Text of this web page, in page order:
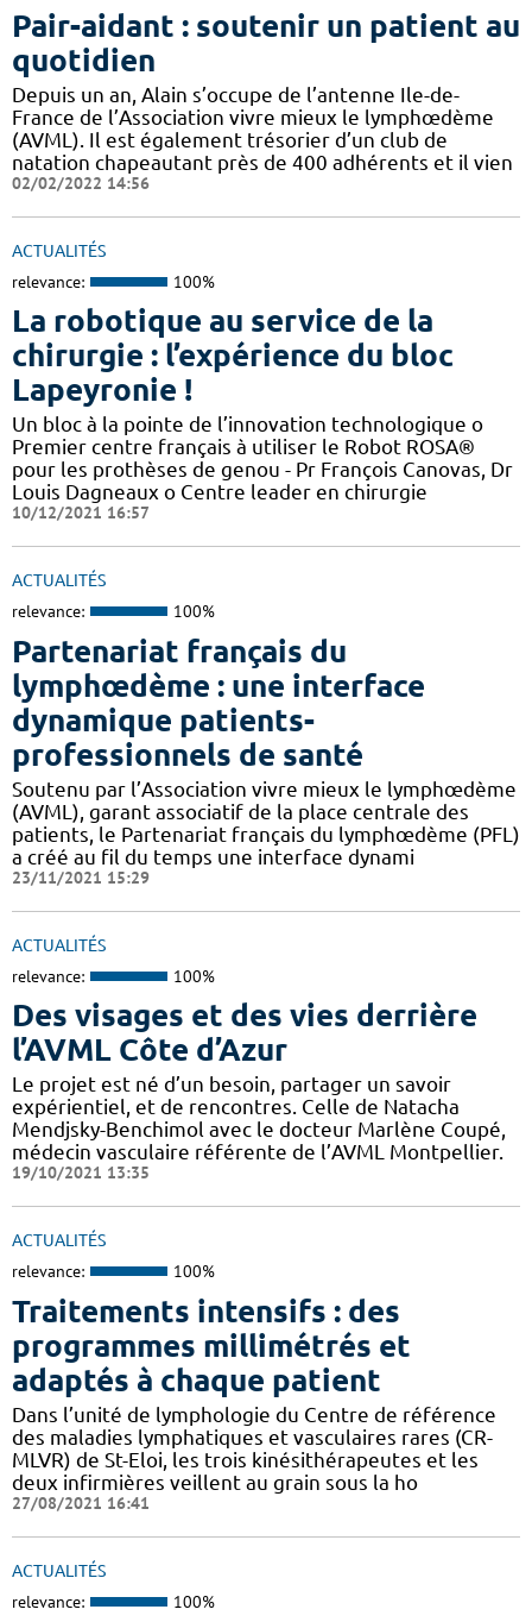
Pair-aidant : soutenir un patient au
quotidien
Depuis un an, Alain s’occupe de l’antenne Ile-de-
France de l’Association vivre mieux le lymphœdème
(AVML). Il est également trésorier d’un club de
natation chapeautant près de 400 adhérents et il vien
02/02/2022 14:56
ACTUALITÉS
relevance: 100%
La robotique au service de la
chirurgie : l’expérience du bloc
Lapeyronie !
Un bloc à la pointe de l’innovation technologique o
Premier centre français à utiliser le Robot ROSA®
pour les prothèses de genou - Pr François Canovas, Dr
Louis Dagneaux o Centre leader en chirurgie
10/12/2021 16:57
ACTUALITÉS
relevance: 100%
Partenariat français du
lymphœdème : une interface
dynamique patients-
professionnels de santé
Soutenu par l’Association vivre mieux le lymphœdème
(AVML), garant associatif de la place centrale des
patients, le Partenariat français du lymphœdème (PFL)
a créé au fil du temps une interface dynami
23/11/2021 15:29
ACTUALITÉS
relevance: 100%
Des visages et des vies derrière
l’AVML Côte d’Azur
Le projet est né d’un besoin, partager un savoir
expérientiel, et de rencontres. Celle de Natacha
Mendjsky-Benchimol avec le docteur Marlène Coupé,
médecin vasculaire référente de l’AVML Montpellier.
19/10/2021 13:35
ACTUALITÉS
relevance: 100%
Traitements intensifs : des
programmes millimétrés et
adaptés à chaque patient
Dans l’unité de lymphologie du Centre de référence
des maladies lymphatiques et vasculaires rares (CR-
MLVR) de St-Eloi, les trois kinésithérapeutes et les
deux infirmières veillent au grain sous la ho
27/08/2021 16:41
ACTUALITÉS
relevance: 100%